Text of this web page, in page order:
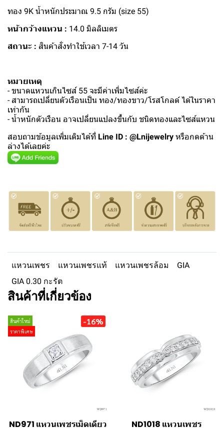
ทอง 9K น้ำหนักประมาณ 9.5 กรัม (size 55)
หน้ากว้างแหวน : 14.0 มิลลิเมตร
สถานะ : สินค้าสั่งทำใช้เวลา 7-14 วัน
หมายเหตุ
- ขนาดแหวนเกินไซส์ 55 จะมีค่าเพิ่มไซส์ค่ะ
- สามารถเปลี่ยนตัวเรือนเป็น ทอง/ทองขาว/โรสโกลด์ ได้ในราคา
เท่ากัน
- น้ำหนักตัวเรือน อาจเปลี่ยนแปลงขึ้นกับ ชนิดทองและไซส์แหวน
สอบถามข้อมูลเพิ่มเติมได้ที่ Line ID : @Lnijewelry หรือกดด้าน
ล่างได้เลยค่ะ
แหวนเพชร แหวนเพชรแท้ แหวนเพชรล้อม
GIA
GIA 0.30 กะรัต
สินค้าที่เกี่ยวข้อง
สินค้าใหม่
ราคาพิเศษ
-16%
ND971 แหวนเพชรเม็ดเดียว
ND1018 แหวนเพชร